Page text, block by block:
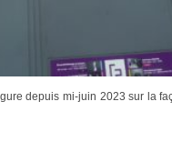
depuis mi-juin 2023 sur la